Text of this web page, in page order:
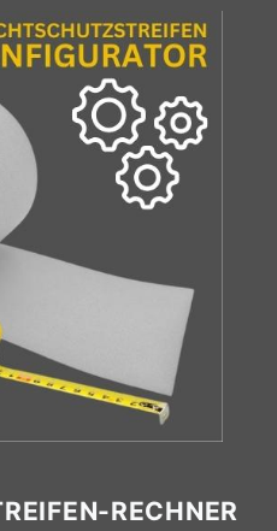
RECHNER